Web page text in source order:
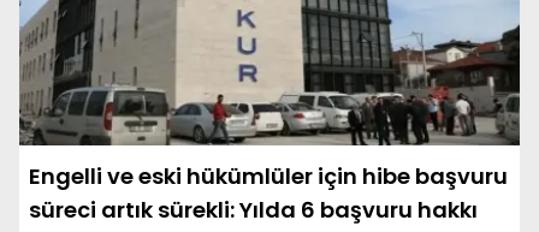
Engelli ve eski hükümlüler için hibe başvuru
süreci artık sürekli: Yılda 6 başvuru hakkı